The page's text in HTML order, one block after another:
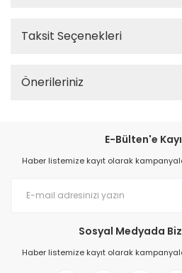
Taksit Seçenekleri
Önerileriniz
E-Bülten'e
Haber listemize kayıt olarak
Sosyal Medyada
Haber listemize kayıt olarak